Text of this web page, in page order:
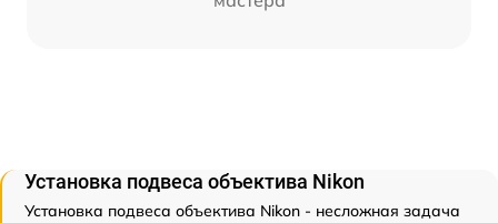
Установка подвеса объектива Nikon
Установка подвеса объектива Nikon - несложная задача